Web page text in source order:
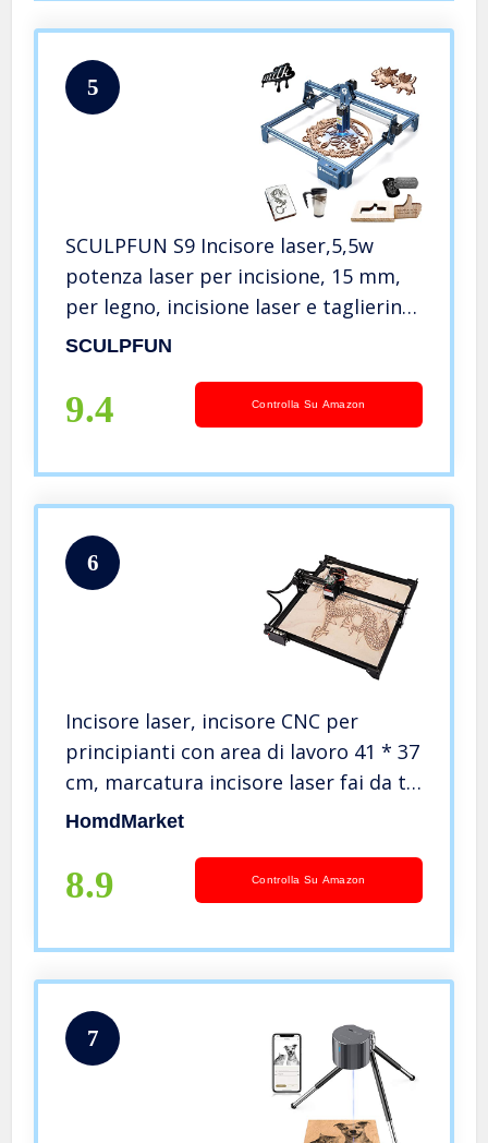
5
SCULPFUN S9 Incisore laser,5,5w
potenza laser per incisione, 15 mm,
per legno, incisione laser e taglierina
in metallo, protezione per gli occhi,
SCULPFUN
9.4 Controlla Su Amazon
6
Incisore laser, incisore CNC per
principianti con area di lavoro 41 * 37
cm, marcatura incisore laser fai da te
a fuoco fisso da 20 W per legno, pelle,
HomdMarket
8.9 Controlla Su Amazon
7